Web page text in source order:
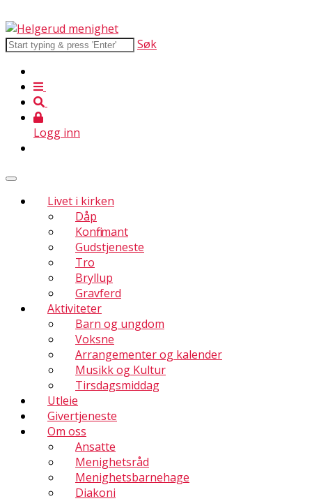
Søk
Logg inn
Livet i kirken
Dåp
Konfirmant
Gudstjeneste
Tro
Bryllup
Gravferd
Aktiviteter
Barn og ungdom
Voksne
Arrangementer og kalender
Musikk og Kultur
Tirsdagsmiddag
Utleie
Givertjeneste
Om oss
Ansatte
Menighetsråd
Menighetsbarnehage
Diakoni